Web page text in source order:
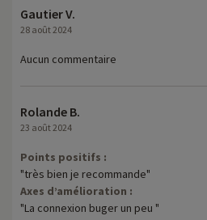
Gautier V.
28 août 2024
Aucun commentaire
Rolande B.
23 août 2024
Points positifs :
"très bien je recommande"
Axes d’amélioration :
"La connexion buger un peu "